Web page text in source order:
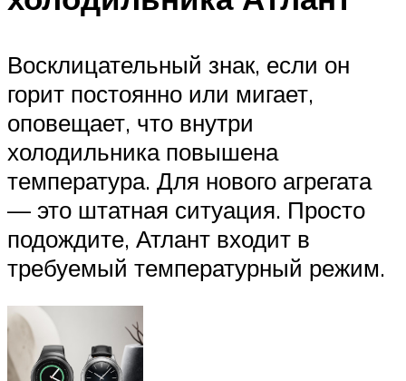
Восклицательный знак, если он
горит постоянно или мигает,
оповещает, что внутри
холодильника повышена
температура. Для нового агрегата
— это штатная ситуация. Просто
подождите, Атлант входит в
требуемый температурный режим.